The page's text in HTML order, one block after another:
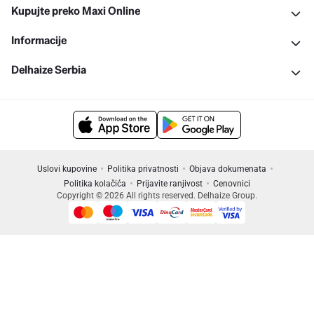
Kupujte preko Maxi Online
Informacije
Delhaize Serbia
Uslovi kupovine Politika privatnosti
Objava dokumenata
Politika kolačića
Prijavite ranjivost
Cenovnici
Copyright © 2026 All rights reserved. Delhaize Group.